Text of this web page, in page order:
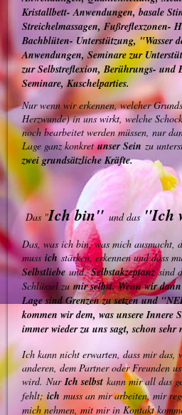
Kristallbett- Anwendungen, basale
Streichelmassagen, Fußreflexzonen-
Bachblüten- Unterstützung, "Wasser
Anwendungen, Seminare zur
zur Selbstreflexion, Berührungs- und
Seminare, Kuschelparties.
Nur wenn wir erkennen, welcher
Herzwunde) in uns wirkt, welche
noch bearbeitet werden müssen, nur
Lage ganz konkretunser Sein zu
zwei grundsätzliche Kräfte.
Das "Ich bin"und das"Ich
Das, was ich bin, was mich ausmacht,
mussich stärken, erkennen und dass
SelbstliebeundSelbstakzeptanzsind
Schlüssel zumir selbst. Wenn wir
Lage sind Grenzen zu setzen und
kommen wir dem, was unsere Innere
immer wieder zu uns sagt, schon sehr
Ich kann nicht erwarten, dass mir das,
anderen, dem Partner oder Freunden
wird. NurIch selbst kann mir all das
fehlt;ich muss an mir arbeiten, mir
mich nehmen, mit mir in Kontakt